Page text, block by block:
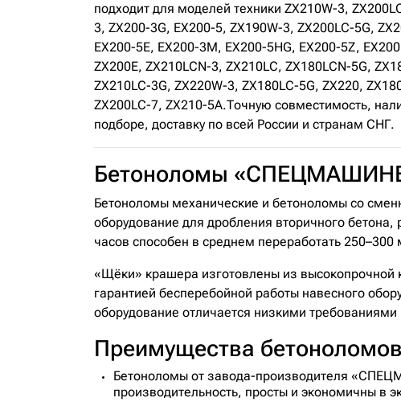
подходит для моделей техники ZX210W-3,
3, ZX200-3G, EX200-5, ZX190W-3, ZX200LC-5G,
EX200-5E, EX200-3M, EX200-5HG, EX200-5Z,
ZX200E, ZX210LCN-3, ZX210LC, ZX180LCN-5G,
ZX210LC-3G, ZX220W-3, ZX180LC-5G, ZX220,
ZX200LC-7, ZX210-5A.Точную совместимость,
подборе, доставку по всей России и странам СНГ.
Бетоноломы
Бетоноломы механические и бетоноломы со
оборудование для дробления вторичного
часов способен в среднем переработать
«Щёки» крашера изготовлены из высокопрочной
гарантией бесперебойной работы навесного
оборудование отличается низкими
Преимущества
Бетоноломы от завода-производителя
производительность, просты и экономичны в